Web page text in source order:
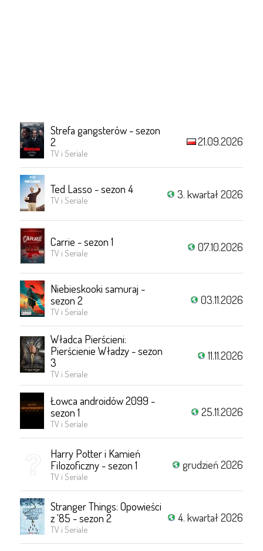
Strefa gangsterów - sezon
2
TV i Seriale
21.09.2026
Ted Lasso - sezon 4
TV i Seriale 3. kwartał 2026
Carrie - sezon 1
TV i Seriale 07.10.2026
Niebieskooki samuraj -
sezon 2
TV i Seriale
03.11.2026
Władca Pierścieni:
Pierścienie Władzy - sezon
3
TV i Seriale
11.11.2026
Łowca androidów 2099 -
sezon 1
TV i Seriale
25.11.2026
Harry Potter i Kamień
Filozoficzny - sezon 1
TV i Seriale
grudzień 2026
Stranger Things: Opowieści
z '85 - sezon 2
TV i Seriale
4. kwartał 2026